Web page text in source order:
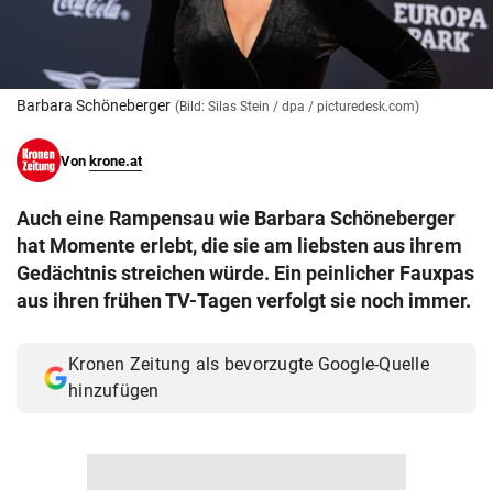
© Krone Multimedia GmbH & Co KG 2026
Muthgasse 2, 1190 Wien
Barbara Schöneberger (Bild: Silas Stein / dpa / picturedesk.com)
Von krone.at
Auch eine Rampensau wie Barbara Schöneberger
hat Momente erlebt, die sie am liebsten aus ihrem
Gedächtnis streichen würde. Ein peinlicher Fauxpas
aus ihren frühen TV-Tagen verfolgt sie noch immer.
Kronen Zeitung als bevorzugte Google-Quelle
hinzufügen